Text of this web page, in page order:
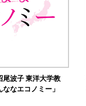
波子 東洋大学教
なエコノミー」